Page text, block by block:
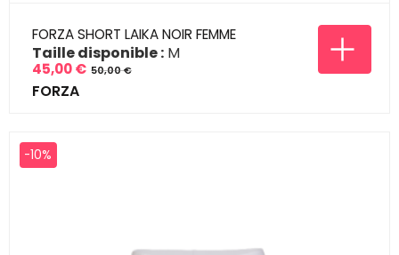
FORZA SHORT LAIKA NOIR FEMME
Prix
45,00 €
Prix
de
50,00 €
Taille disponible : M
FORZA
-10%